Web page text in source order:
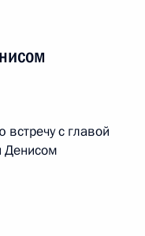
с главой
Денисом